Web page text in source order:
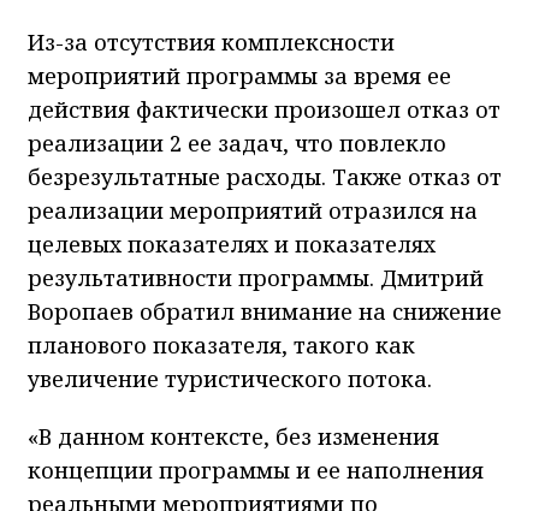
Из-за отсутствия комплексности
мероприятий программы за время ее
действия фактически произошел отказ от
реализации 2 ее задач, что повлекло
безрезультатные расходы. Также отказ от
реализации мероприятий отразился на
целевых показателях и показателях
результативности программы. Дмитрий
Воропаев обратил внимание на снижение
планового показателя, такого как
увеличение туристического потока.
«В данном контексте, без изменения
концепции программы и ее наполнения
реальными мероприятиями по